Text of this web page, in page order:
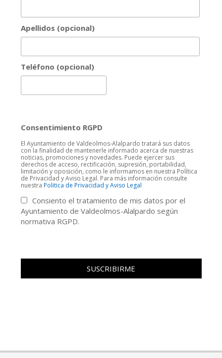
Apellidos (opcional)
Teléfono (opcional)
Consentimiento RGPD
El Ayuntamiento de Valdeolmos-Alalpardo tratará sus datos
con la finalidad de mantenerle informado acerca de nuestras
noticias, promociones y novedades. Puede ejercer sus
derechos de acceso, rectificación, supresión, portabilidad,
limitación y oposición, como le informamos en nuestra Política
de Privacidad y Aviso Legal. Para más información consulte
nuestra Politica de Privacidad y Aviso Legal
Consiento el tratamiento de mis datos por el
Ayuntamiento de Valdeolmos-Alalpardo según
normativa RGPD.